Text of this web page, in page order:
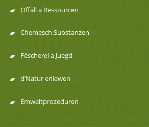
Offäll a Ressourcen
Chemesch Substanzen
Fëscherei a Juegd
d’Natur erliewen
Emweltprozeduren